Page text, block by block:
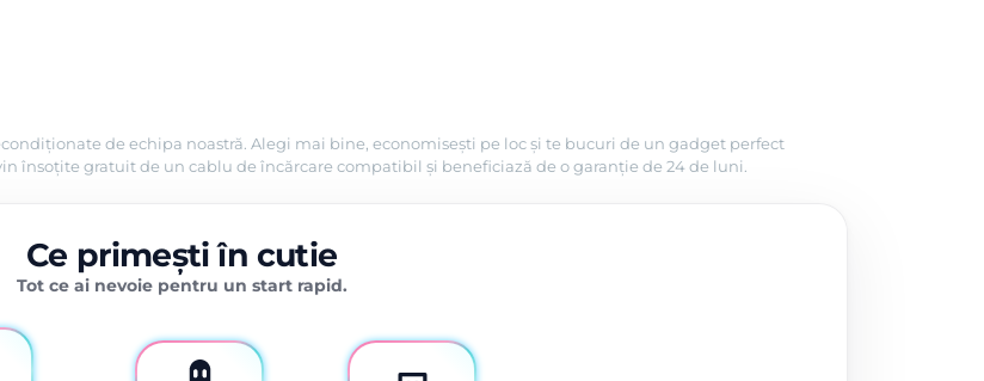
de echipa noastră. Alegi mai bine, economisești pe loc și te bucuri de un gadget perfect
însoțite gratuit de un cablu de încărcare compatibil și beneficiază de o garanție de 24 de luni.
Ce primești în cutie
Tot ce ai nevoie pentru un start rapid.